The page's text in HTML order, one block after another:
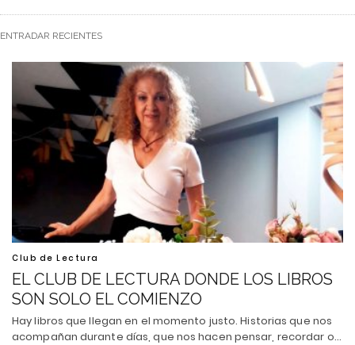
ENTRADAR RECIENTES
Club de Lectura
EL CLUB DE LECTURA DONDE LOS LIBROS
SON SOLO EL COMIENZO
Hay libros que llegan en el momento justo. Historias que nos
acompañan durante días, que nos hacen pensar, recordar o…